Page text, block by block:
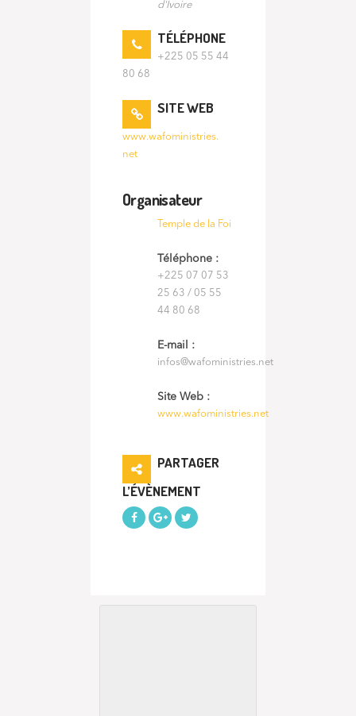
d'Ivoire
TÉLÉPHONE
+225 05 55 44
80 68
SITE WEB
www.wafoministries.
net
Organisateur
Temple de la Foi
Téléphone :
+225 07 07 53
25 63 / 05 55
44 80 68
E-mail :
infos@wafoministries.net
Site Web :
www.wafoministries.net
PARTAGER
L’ÉVÈNEMENT